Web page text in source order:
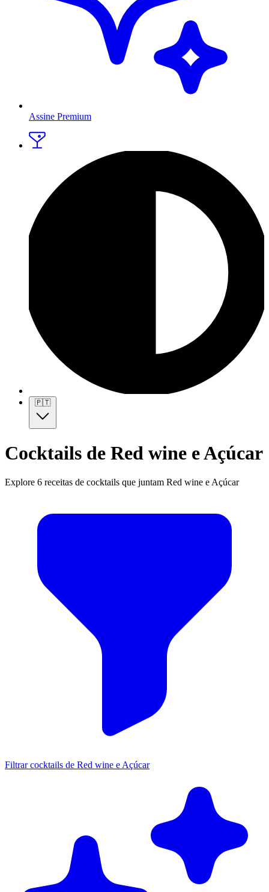
Assine Premium
🇵🇹
Cocktails de Red wine e Açúcar
Explore 6 receitas de cocktails que juntam Red wine e Açúcar
Filtrar cocktails de Red wine e Açúcar